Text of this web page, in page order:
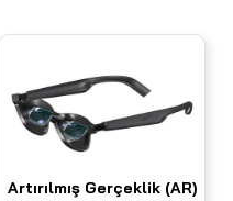
Artırılmış Gerçeklik (AR)